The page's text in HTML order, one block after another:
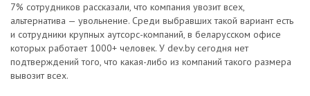
7% сотрудников рассказали, что компания увозит всех,
альтернатива — увольнение. Среди выбравших такой вариант есть
и сотрудники крупных аутсорс-компаний, в беларусском офисе
которых работает 1000+ человек. У dev.by сегодня нет
подтверждений того, что какая-либо из компаний такого размера
вывозит всех.